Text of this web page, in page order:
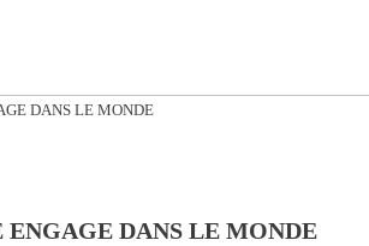
ENGAGE DANS LE MONDE